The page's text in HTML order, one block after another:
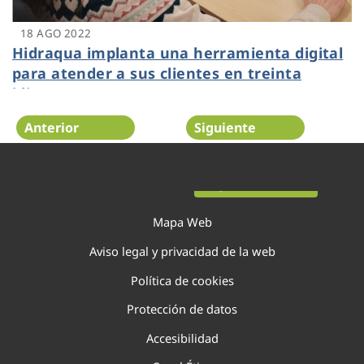
18 AGO 2022
Hidraqua implanta una herramienta digital
para atender a sus clientes en treinta
idiomas
Anterior Siguiente
Mapa Web
Aviso legal y privacidad de la web
Política de cookies
Protección de datos
Accesibilidad